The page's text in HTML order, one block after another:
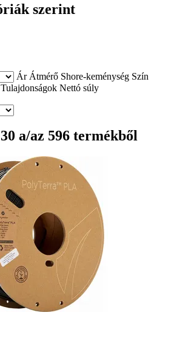
szerint
Ár Átmérő Shore-keménység Szín
Tulajdonságok Nettó súly
a/az 596 termékből